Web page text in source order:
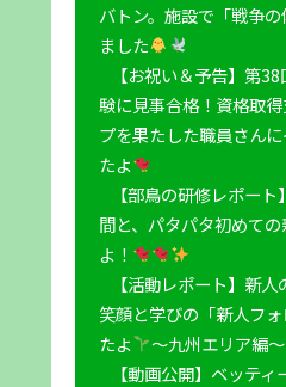
バトン。施設で「戦争
ました
【お祝い＆予告】第
験に見事合格！資格取
プを果たした職員さん
たよ
【部鳥の研修レポー
間と、パタパタ初めて
よ！
【活動レポート】新
笑顔と学びの「新人フ
たよ
～九州エリア編～
【動画公開】ベッテ